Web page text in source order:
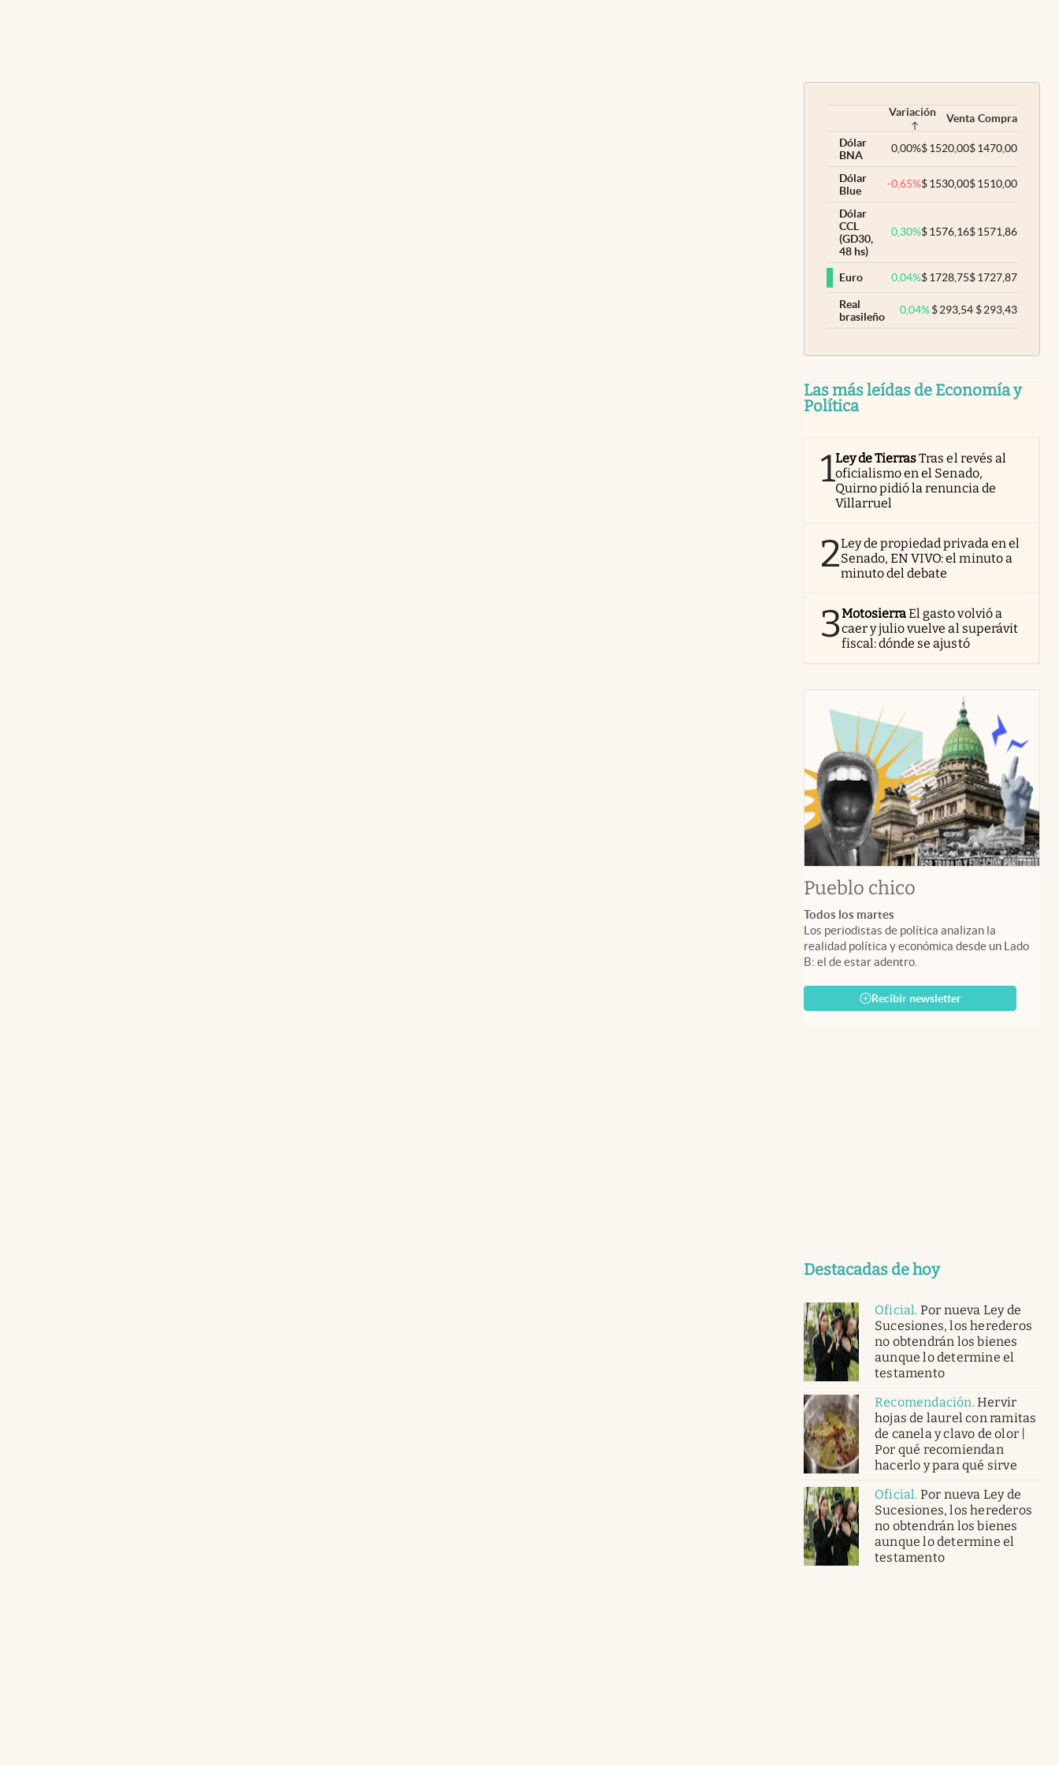
Variación Venta Compra
Dólar
BNA
0,00%$1520,00$1470,00
Dólar
Blue
-0,65%$1530,00$1510,00
Dólar
CCL
(GD30,
48 hs)
0,30%$1576,16$1571,86
Euro 0,04%$1728,75$1727,87
Real
brasileño
0,04% $293,54 $293,43
Las más leídas de Economía y
Política
1Ley de TierrasTras el revés al
oficialismo en el Senado,
Quirno pidió la renuncia de
Villarruel
2Ley de propiedad privada en el
Senado, EN VIVO: el minuto a
minuto del debate
3MotosierraEl gasto volvió a
caer y julio vuelve al superávit
fiscal: dónde se ajustó
Pueblo chico
Todos los martes
Los periodistas de política analizan la
realidad política y económica desde un Lado
B: el de estar adentro.
Recibir newsletter
Destacadas de hoy
Oficial. Por nueva Ley de
Sucesiones, los herederos
no obtendrán los bienes
aunque lo determine el
testamento
Recomendación.Hervir
hojas de laurel con ramitas
de canela y clavo de olor |
Por qué recomiendan
hacerlo y para qué sirve
Oficial. Por nueva Ley de
Sucesiones, los herederos
no obtendrán los bienes
aunque lo determine el
testamento